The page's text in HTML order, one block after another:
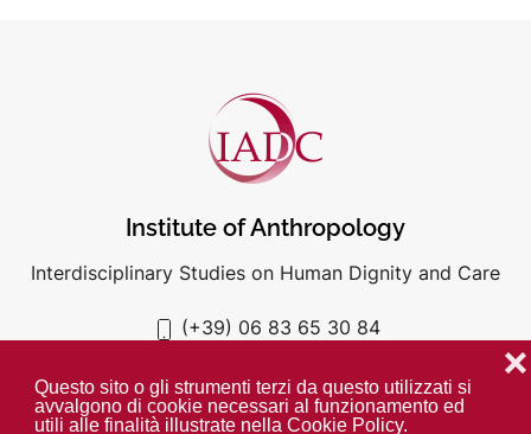
Questo sito o gli strumenti terzi da questo utilizzati si
avvalgono di cookie necessari al funzionamento ed
utili alle finalità illustrate nella Cookie Policy.
❌
Institute of Anthropology
Interdisciplinary Studies on Human Dignity and Care
(+39) 06 83 65 30 84